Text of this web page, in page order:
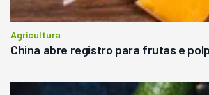
Agricultura
China abre registro para frutas e